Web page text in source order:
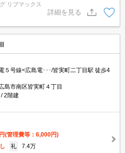
焚き機能など人気の室内設備充実して
リブマックス
詳細を見る
５号線<広島電･･･/皆実町二丁目駅 徒歩4
島市南区皆実町４丁目
2階建
(管理費等：6,000円)
礼
7.4万